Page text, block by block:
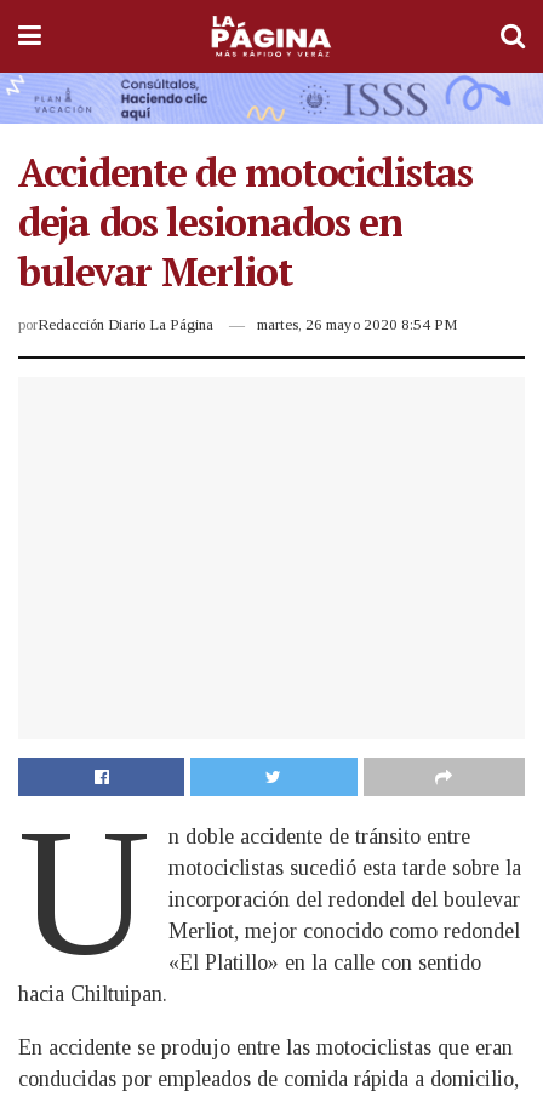
Accidente de motociclistas
deja dos lesionados en
bulevar Merliot
porRedacción Diario La Página martes, 26 mayo 2020 8:54 PM
U
n doble accidente de tránsito entre
motociclistas sucedió esta tarde sobre la
incorporación del redondel del boulevar
Merliot, mejor conocido como redondel
«El Platillo» en la calle con sentido
hacia Chiltuipan.
En accidente se produjo entre las motociclistas que eran
conducidas por empleados de comida rápida a domicilio,